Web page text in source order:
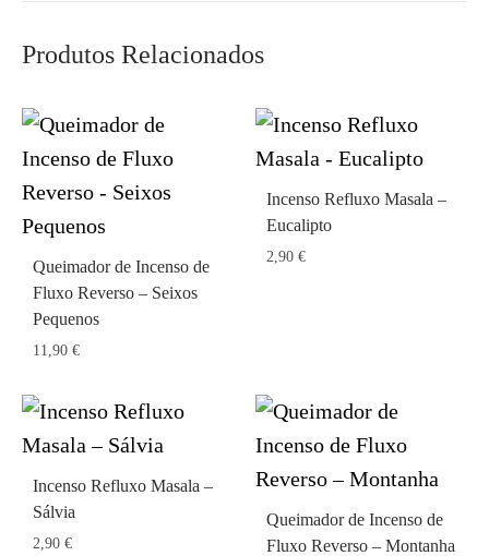
Produtos Relacionados
Queimador de Incenso de
Fluxo Reverso – Seixos
Pequenos
11,90 €
Incenso Refluxo Masala –
Eucalipto
2,90 €
Incenso Refluxo Masala –
Sálvia
2,90 €
Queimador de Incenso de
Fluxo Reverso – Montanha